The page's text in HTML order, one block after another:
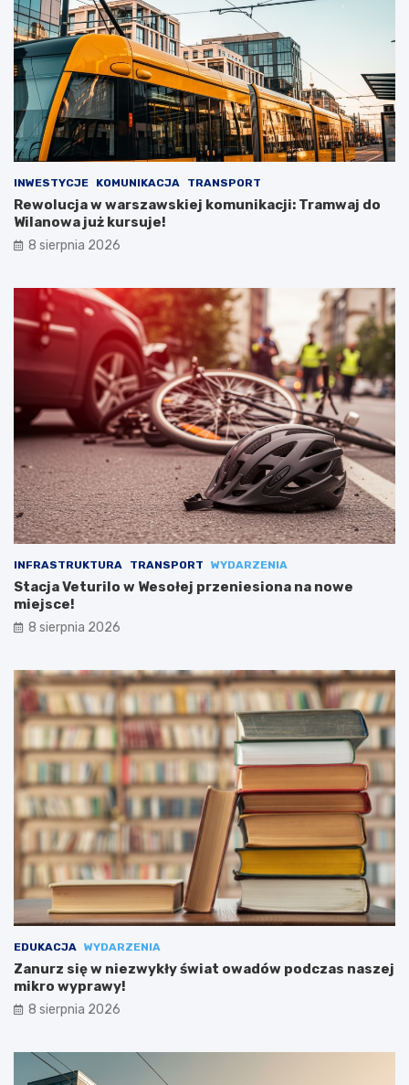
INWESTYCJE KOMUNIKACJA TRANSPORT
Rewolucja w warszawskiej komunikacji: Tramwaj do
Wilanowa już kursuje!
8 sierpnia 2026
INFRASTRUKTURA TRANSPORT WYDARZENIA
Stacja Veturilo w Wesołej przeniesiona na nowe
miejsce!
8 sierpnia 2026
EDUKACJA WYDARZENIA
Zanurz się w niezwykły świat owadów podczas naszej
mikro wyprawy!
8 sierpnia 2026